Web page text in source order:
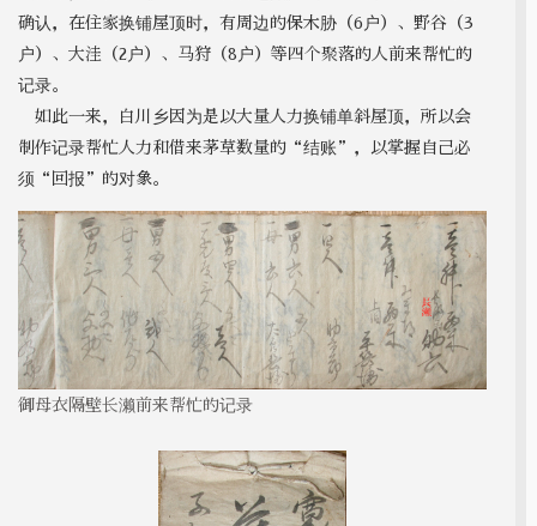
确认，在住家换铺屋顶时，有周边的保木胁（6户）、野谷（3
户）、大洼（2户）、马狩（8户）等四个聚落的人前来帮忙的
记录。
如此一来，白川乡因为是以大量人力换铺单斜屋顶，所以会
制作记录帮忙人力和借来茅草数量的“结账”，以掌握自己必
须“回报”的对象。
御母衣隔壁长濑前来帮忙的记录